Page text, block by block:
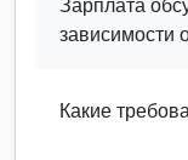
зависимости
Какие